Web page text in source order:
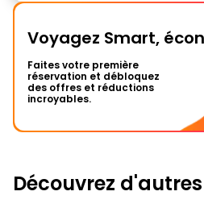
Voyagez Smart,
Faites votre première
réservation et débloquez
des offres et réductions
incroyables.
Découvrez